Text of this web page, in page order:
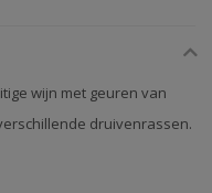
wijn met geuren van
druivenrassen.